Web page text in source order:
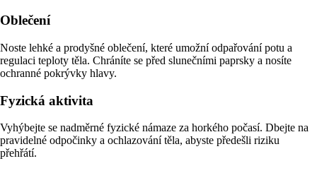
Oblečení
Noste lehké a prodyšné oblečení, které umožní odpařování potu a
regulaci teploty těla. Chráníte se před slunečními paprsky a nosíte
ochranné pokrývky hlavy.
Fyzická aktivita
Vyhýbejte se nadměrné fyzické námaze za horkého počasí. Dbejte na
pravidelné odpočinky a ochlazování těla, abyste předešli riziku
přehřátí.